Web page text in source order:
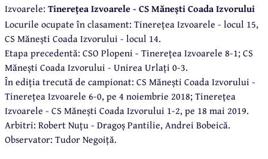
Izvoarele: Tinerețea Izvoarele - CS Mănești Coada Izvorului
Locurile ocupate în clasament: Tinerețea Izvoarele - locul 15,
CS Mănești Coada Izvorului - locul 14.
Etapa precedentă: CSO Plopeni - Tinerețea Izvoarele 8-1; CS
Mănești Coada Izvorului - Unirea Urlați 0-3.
În ediția trecută de campionat: CS Mănești Coada Izvorului -
Tinerețea Izvoarele 6-0, pe 4 noiembrie 2018; Tinerețea
Izvoarele - CS Mănești Coada Izvorului 1-2, pe 18 mai 2019.
Arbitri: Robert Nuțu - Dragoș Pantilie, Andrei Bobeică.
Observator: Tudor Negoiță.